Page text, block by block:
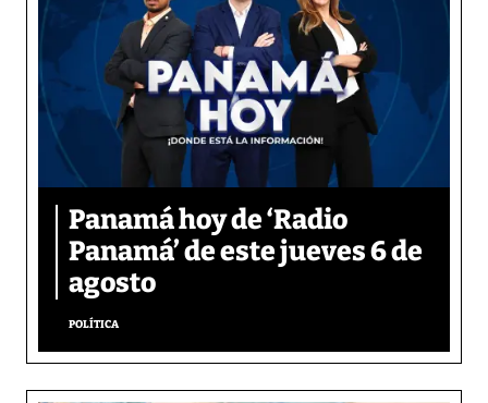
Panamá hoy de ‘Radio
Panamá’ de este jueves 6 de
agosto
POLÍTICA